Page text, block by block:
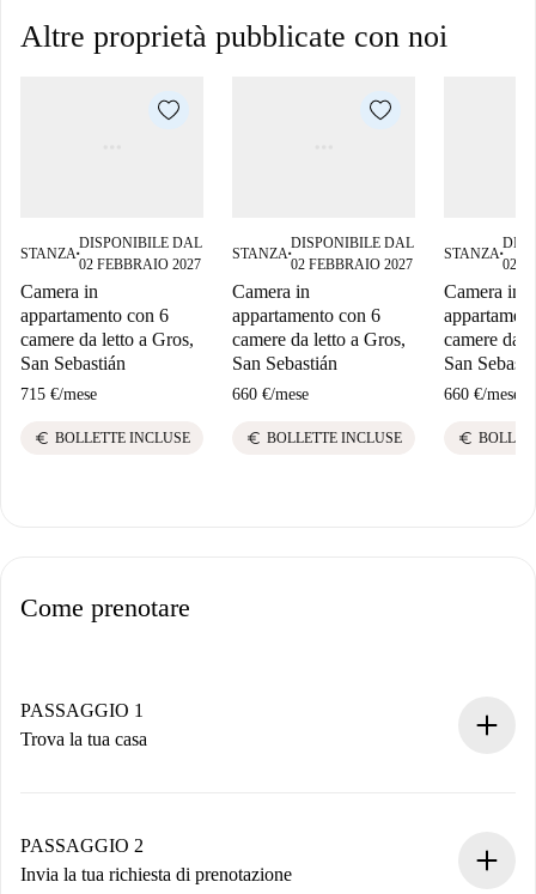
Altre proprietà pubblicate con noi
STANZA■
DISPONIBILE DAL
02 FEBBRAIO 2027
Camera in
appartamento con 6
camere da letto a Gros,
San Sebastián
715 €/mese
euro BOLLETTE INCLUSE
STANZA■
DISPONIBILE DAL
02 FEBBRAIO 2027
Camera in
appartamento con 6
camere da letto a Gros,
San Sebastián
660 €/mese
euro BOLLETTE INCLUSE
STANZA■
02
Camera in
camere da
San
660 €/mese
euro
Come prenotare
PASSAGGIO 1
Trova la tua casa
Hai tutte le informazioni necessarie in anticipo.
PASSAGGIO 2
Invia la tua richiesta di prenotazione